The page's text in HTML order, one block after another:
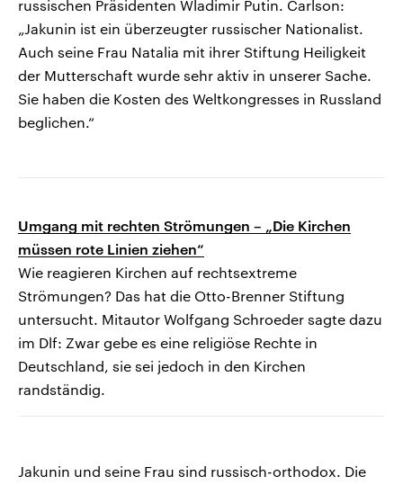
russischen Präsidenten Wladimir Putin. Carlson:
„Jakunin ist ein überzeugter russischer Nationalist.
Auch seine Frau Natalia mit ihrer Stiftung Heiligkeit
der Mutterschaft wurde sehr aktiv in unserer Sache.
Sie haben die Kosten des Weltkongresses in Russland
beglichen.“
Umgang mit rechten Strömungen – „Die Kirchen
müssen rote Linien ziehen“
Wie reagieren Kirchen auf rechtsextreme
Strömungen? Das hat die Otto-Brenner Stiftung
untersucht. Mitautor Wolfgang Schroeder sagte dazu
im Dlf: Zwar gebe es eine religiöse Rechte in
Deutschland, sie sei jedoch in den Kirchen
randständig.
Jakunin und seine Frau sind russisch-orthodox. Die